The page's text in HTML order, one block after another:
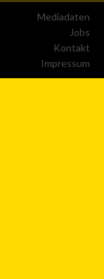
Mediadaten
Jobs
Kontakt
Impressum